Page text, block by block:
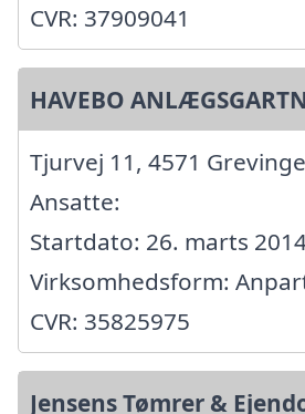
CVR: 37909041
HAVEBO
Tjurvej 11, 4571 Grevinge
Ansatte:
Startdato: 26. marts
Virksomhedsform:
CVR: 35825975
Jensens Tømrer &